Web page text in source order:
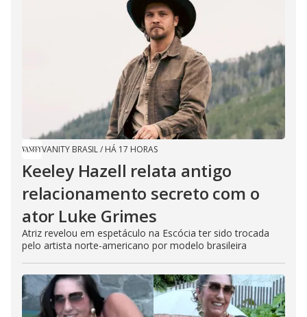
VANITY BRASIL/ HÁ 17 HORAS
Keeley Hazell relata antigo
relacionamento secreto com o
ator Luke Grimes
Atriz revelou em espetáculo na Escócia ter sido trocada
pelo artista norte-americano por modelo brasileira